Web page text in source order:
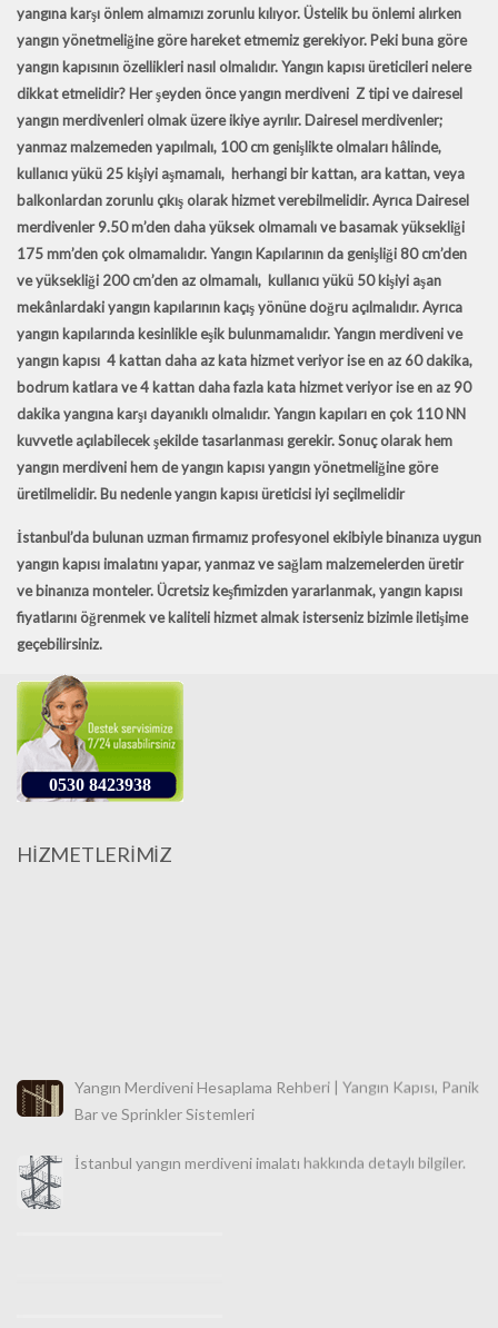
yangına karşı önlem almamızı zorunlu kılıyor. Üstelik bu önlemi alırken
yangın yönetmeliğine göre hareket etmemiz gerekiyor. Peki buna göre
yangın kapısının özellikleri nasıl olmalıdır. Yangın kapısı üreticileri nelere
dikkat etmelidir? Her şeyden önce yangın merdiveni Z tipi ve dairesel
yangın merdivenleri olmak üzere ikiye ayrılır. Dairesel merdivenler;
yanmaz malzemeden yapılmalı, 100 cm genişlikte olmaları hâlinde,
kullanıcı yükü 25 kişiyi aşmamalı, herhangi bir kattan, ara kattan, veya
balkonlardan zorunlu çıkış olarak hizmet verebilmelidir. Ayrıca Dairesel
merdivenler 9.50 m’den daha yüksek olmamalı ve basamak yüksekliği
175 mm’den çok olmamalıdır. Yangın Kapılarının da genişliği 80 cm’den
ve yüksekliği 200 cm’den az olmamalı, kullanıcı yükü 50 kişiyi aşan
mekânlardaki yangın kapılarının kaçış yönüne doğru açılmalıdır. Ayrıca
yangın kapılarında kesinlikle eşik bulunmamalıdır. Yangın merdiveni ve
yangın kapısı 4 kattan daha az kata hizmet veriyor ise en az 60 dakika,
bodrum katlara ve 4 kattan daha fazla kata hizmet veriyor ise en az 90
dakika yangına karşı dayanıklı olmalıdır. Yangın kapıları en çok 110 NN
kuvvetle açılabilecek şekilde tasarlanması gerekir. Sonuç olarak hem
yangın merdiveni hem de yangın kapısı yangın yönetmeliğine göre
üretilmelidir. Bu nedenleyangın kapısı üreticisiiyi seçilmelidir
İstanbul’da bulunan uzman firmamız profesyonel ekibiyle binanıza uygun
yangın kapısı imalatınıyapar, yanmaz ve sağlam malzemelerden üretir
ve binanıza monteler. Ücretsiz keşfimizden yararlanmak,yangın kapısı
fiyatlarını öğrenmek ve kaliteli hizmet almak isterseniz bizimle iletişime
geçebilirsiniz.
0530 8423938
HİZMETLERİMİZ
Bar ve Sprinkler Sistemleri